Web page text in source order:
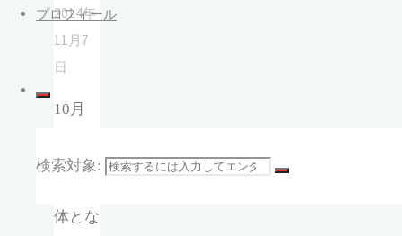
プロフィール
検索対象:
2014年
11月7
日
10月
意識不
体とな